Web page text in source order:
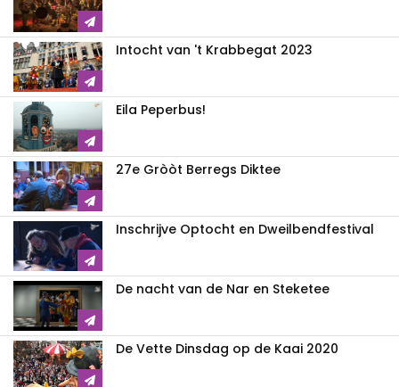
Intocht van 't Krabbegat 2023
Eila Peperbus!
27e Gròòt Berregs Diktee
Inschrijve Optocht en Dweilbendfestival
De nacht van de Nar en Steketee
De Vette Dinsdag op de Kaai 2020